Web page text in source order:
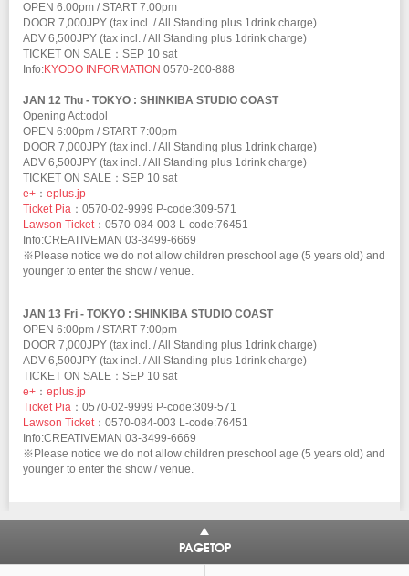
OPEN 6:00pm / START 7:00pm
DOOR 7,000JPY (tax incl. / All Standing plus 1drink charge)
ADV 6,500JPY (tax incl. / All Standing plus 1drink charge)
TICKET ON SALE：SEP 10 sat
Info:KYODO INFORMATION 0570-200-888
JAN 12 Thu - TOKYO : SHINKIBA STUDIO COAST
Opening Act:odol
OPEN 6:00pm / START 7:00pm
DOOR 7,000JPY (tax incl. / All Standing plus 1drink charge)
ADV 6,500JPY (tax incl. / All Standing plus 1drink charge)
TICKET ON SALE：SEP 10 sat
e+ ： eplus.jp
Ticket Pia ：0570-02-9999 P-code:309-571
Lawson Ticket：0570-084-003 L-code:76451
Info:CREATIVEMAN 03-3499-6669
※Please notice we do not allow children preschool age (5 years old) and
younger to enter the show / venue.
JAN 13 Fri - TOKYO : SHINKIBA STUDIO COAST
OPEN 6:00pm / START 7:00pm
DOOR 7,000JPY (tax incl. / All Standing plus 1drink charge)
ADV 6,500JPY (tax incl. / All Standing plus 1drink charge)
TICKET ON SALE：SEP 10 sat
e+ ： eplus.jp
Ticket Pia ：0570-02-9999 P-code:309-571
Lawson Ticket：0570-084-003 L-code:76451
Info:CREATIVEMAN 03-3499-6669
※Please notice we do not allow children preschool age (5 years old) and
younger to enter the show / venue.
PAGETOP